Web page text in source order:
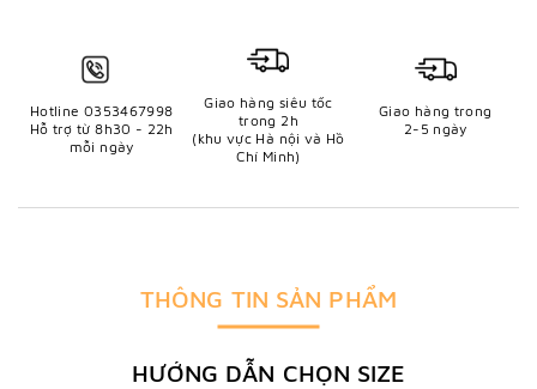
Hotline 0353467998
Hỗ trợ từ 8h30 - 22h
mỗi ngày
Giao hàng siêu tốc
trong 2h
(khu vực Hà nội và Hồ
Chí Minh)
Giao hàng trong
2-5 ngày
THÔNG TIN SẢN PHẨM
HƯỚNG DẪN CHỌN SIZE